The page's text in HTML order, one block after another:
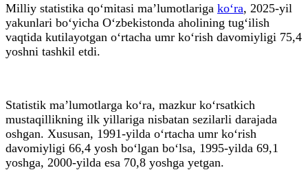
Milliy statistika qo‘mitasi ma’lumotlariga ko‘ra, 2025-yil
yakunlari bo‘yicha O‘zbekistonda aholining tug‘ilish
vaqtida kutilayotgan o‘rtacha umr ko‘rish davomiyligi 75,4
yoshni tashkil etdi.
Statistik ma’lumotlarga ko‘ra, mazkur ko‘rsatkich
mustaqillikning ilk yillariga nisbatan sezilarli darajada
oshgan. Xususan, 1991-yilda o‘rtacha umr ko‘rish
davomiyligi 66,4 yosh bo‘lgan bo‘lsa, 1995-yilda 69,1
yoshga, 2000-yilda esa 70,8 yoshga yetgan.